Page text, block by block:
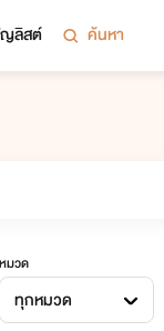
ลิสต์ ค้นหา
หมวด
ทุกหมวด